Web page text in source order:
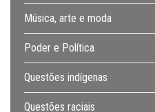
Música, arte e moda
Poder e Política
Questões indígenas
Questões raciais